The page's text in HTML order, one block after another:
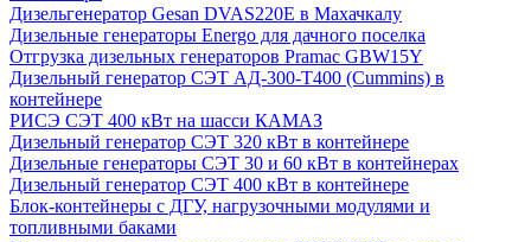
Дизельгенератор Gesan DVAS220E в Махачкалу
Дизельные генераторы Energo для дачного поселка
Отгрузка дизельных генераторов Pramac GВW15Y
Дизельный генератор СЭТ АД-300-Т400 (Cummins) в
контейнере
РИСЭ СЭТ 400 кВт на шасси КАМАЗ
Дизельный генератор СЭТ 320 кВт в контейнере
Дизельные генераторы СЭТ 30 и 60 кВт в контейнерах
Дизельный генератор СЭТ 400 кВт в контейнере
Блок-контейнеры с ДГУ, нагрузочными модулями и
топливными баками